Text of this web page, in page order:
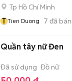
Tp Hồ Chí Minh
T Tien Duong 7 đã bán
Quần tây nữ Đen
Đã sử dụng Đồ nữ